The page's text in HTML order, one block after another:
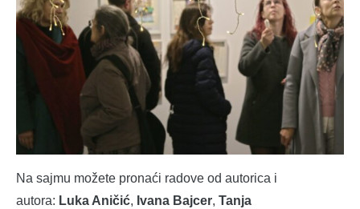
Na sajmu možete pronaći radove od autorica i
autora: Luka Aničić, Ivana Bajcer, Tanja